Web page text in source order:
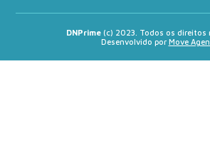
DNPrime (c) 2023. Todos os direitos
Desenvolvido por Move